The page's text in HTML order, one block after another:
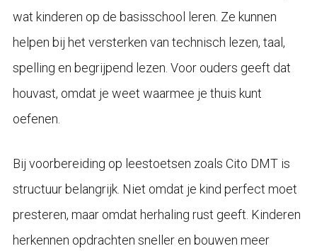
wat kinderen op de basisschool leren. Ze kunnen
helpen bij het versterken van technisch lezen, taal,
spelling en begrijpend lezen. Voor ouders geeft dat
houvast, omdat je weet waarmee je thuis kunt
oefenen.
Bij voorbereiding op leestoetsen zoals Cito DMT is
structuur belangrijk. Niet omdat je kind perfect moet
presteren, maar omdat herhaling rust geeft. Kinderen
herkennen opdrachten sneller en bouwen meer